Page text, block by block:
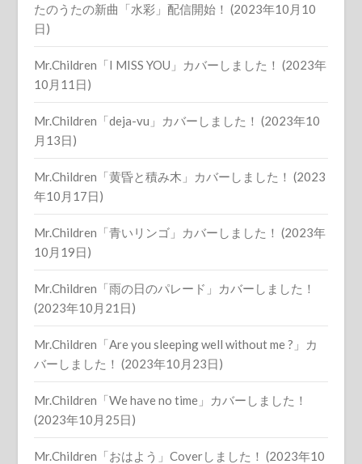
たのうたの新曲「水彩」配信開始！ (2023年10月10
日)
Mr.Children「I MISS YOU」カバーしました！ (2023年
10月11日)
Mr.Children「deja-vu」カバーしました！ (2023年10
月13日)
Mr.Children「黄昏と積み木」カバーしました！ (2023
年10月17日)
Mr.Children「青いリンゴ」カバーしました！ (2023年
10月19日)
Mr.Children「雨の日のパレード」カバーしました！
(2023年10月21日)
Mr.Children「Are you sleeping well without me ?」カ
バーしました！ (2023年10月23日)
Mr.Children「We have no time」カバーしました！
(2023年10月25日)
Mr.Children「おはよう」Coverしました！ (2023年10